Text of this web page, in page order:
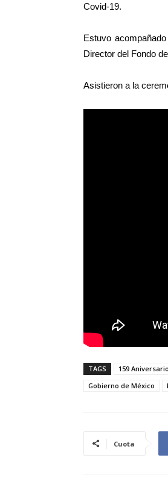
Covid-19.
Estuvo
Director del Fondo
Asistieron a la
TAGS 159 Aniversario
Gobierno de México
Cuota